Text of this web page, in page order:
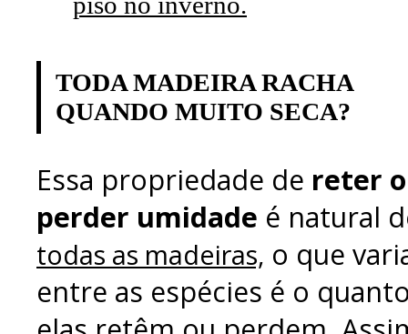
TODA MADEIRA RACHA
QUANDO MUITO SECA?
Essa propriedade de reter
perder umidade é natural
todas as madeiras, o que
entre as espécies é o